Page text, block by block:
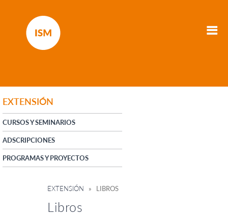
EXTENSIÓN
CURSOS Y SEMINARIOS
ADSCRIPCIONES
PROGRAMAS Y PROYECTOS
EXTENSIÓN » LIBROS
Libros